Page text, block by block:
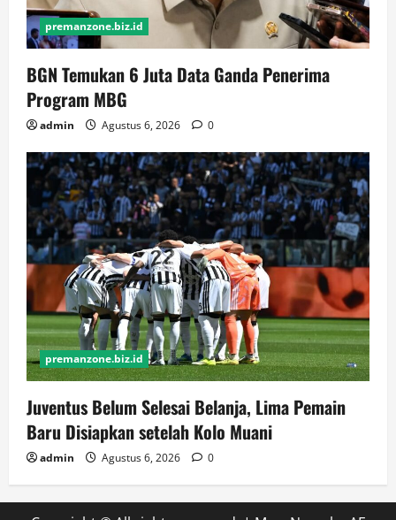
premanzone.biz.id
BGN Temukan 6 Juta Data Ganda Penerima
Program MBG
admin Agustus 6, 2026 0
premanzone.biz.id
Juventus Belum Selesai Belanja, Lima Pemain
Baru Disiapkan setelah Kolo Muani
admin Agustus 6, 2026 0